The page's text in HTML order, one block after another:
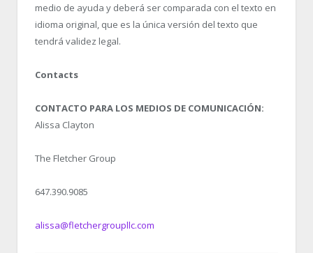
medio de ayuda y deberá ser comparada con el texto en
idioma original, que es la única versión del texto que
tendrá validez legal.
Contacts
CONTACTO PARA LOS MEDIOS DE COMUNICACIÓN:
Alissa Clayton
The Fletcher Group
647.390.9085
alissa@fletchergroupllc.com